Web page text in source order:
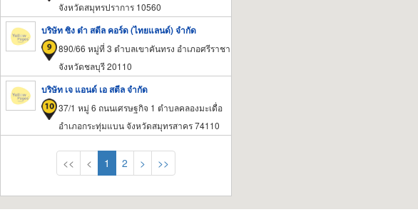
จังหวัดสมุทรปราการ 10560
บริษัท ซิง ต๋า สตีล คอร์ด (ไทยแลนด์) จำกัด
890/66 หมู่ที่ 3 ตำบลเขาคันทรง อำเภอศรีราชา
จังหวัดชลบุรี 20110
บริษัท เจ แอนด์ เอ สตีล จำกัด
37/1 หมู่ 6 ถนนเศรษฐกิจ 1 ตำบลคลองมะเดื่อ
อำเภอกระทุ่มแบน จังหวัดสมุทรสาคร 74110
<< < 1 2 > >>